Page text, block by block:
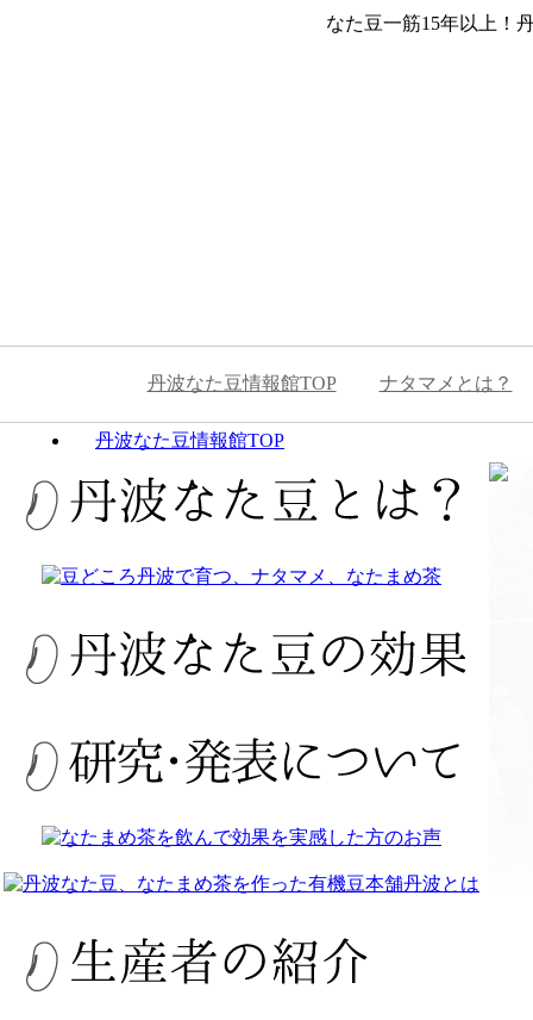
なた豆一筋15年以上！
丹波なた豆情報館TOP ナタマメとは？
丹波なた豆情報館TOP